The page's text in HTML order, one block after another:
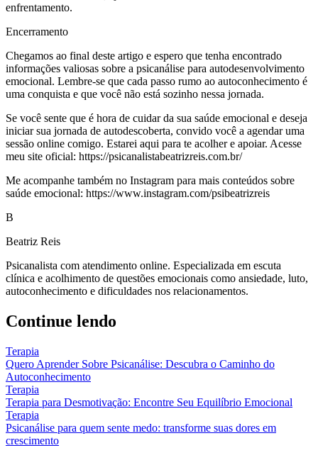
enfrentamento.
Encerramento
Chegamos ao final deste artigo e espero que tenha encontrado
informações valiosas sobre a psicanálise para autodesenvolvimento
emocional. Lembre-se que cada passo rumo ao autoconhecimento é
uma conquista e que você não está sozinho nessa jornada.
Se você sente que é hora de cuidar da sua saúde emocional e deseja
iniciar sua jornada de autodescoberta, convido você a agendar uma
sessão online comigo. Estarei aqui para te acolher e apoiar. Acesse
meu site oficial: https://psicanalistabeatrizreis.com.br/
Me acompanhe também no Instagram para mais conteúdos sobre
saúde emocional: https://www.instagram.com/psibeatrizreis
B
Beatriz Reis
Psicanalista com atendimento online. Especializada em escuta
clínica e acolhimento de questões emocionais como ansiedade, luto,
autoconhecimento e dificuldades nos relacionamentos.
Continue lendo
Terapia
Quero Aprender Sobre Psicanálise: Descubra o Caminho do
Autoconhecimento
Terapia
Terapia para Desmotivação: Encontre Seu Equilíbrio Emocional
Terapia
Psicanálise para quem sente medo: transforme suas dores em
crescimento